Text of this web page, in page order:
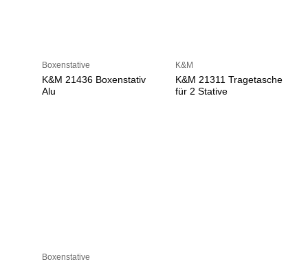
Boxenstative
K&M 21436 Boxenstativ
Alu
K&M
K&M 21311 Tragetasche
für 2 Stative
Boxenstative